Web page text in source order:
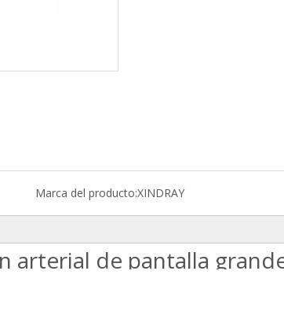
Marca del producto:XINDRAY
arterial de pantalla